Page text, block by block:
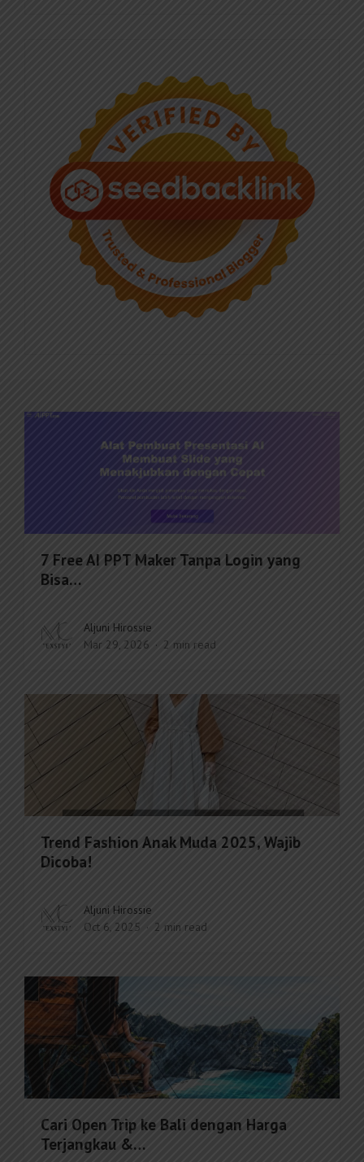
7 Free AI PPT Maker Tanpa Login yang
Bisa…
Aljuni Hirossie
Mar 29, 2026
2 min read
Trend Fashion Anak Muda 2025, Wajib
Dicoba!
Aljuni Hirossie
Oct 6, 2025
2 min read
Cari Open Trip ke Bali dengan Harga
Terjangkau &…